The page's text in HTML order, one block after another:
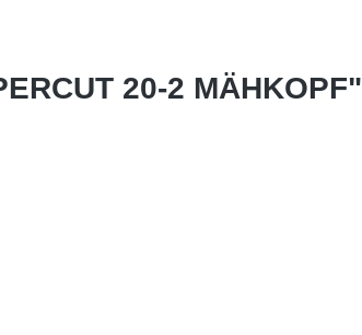
20-2 MÄHKOPF"